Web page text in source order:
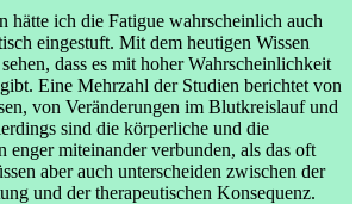
hätte ich die Fatigue wahrscheinlich auch
eingestuft. Mit dem heutigen Wissen
dass es mit hoher Wahrscheinlichkeit
Eine Mehrzahl der Studien berichtet von
von Veränderungen im Blutkreislauf und
sind die körperliche und die
enger miteinander verbunden, als das oft
aber auch unterscheiden zwischen der
und der therapeutischen Konsequenz.